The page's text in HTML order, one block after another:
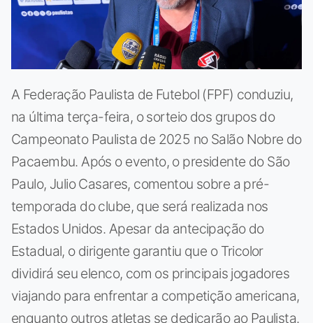
A Federação Paulista de Futebol (FPF) conduziu,
na última terça-feira, o sorteio dos grupos do
Campeonato Paulista de 2025 no Salão Nobre do
Pacaembu. Após o evento, o presidente do São
Paulo, Julio Casares, comentou sobre a pré-
temporada do clube, que será realizada nos
Estados Unidos. Apesar da antecipação do
Estadual, o dirigente garantiu que o Tricolor
dividirá seu elenco, com os principais jogadores
viajando para enfrentar a competição americana,
enquanto outros atletas se dedicarão ao Paulista.